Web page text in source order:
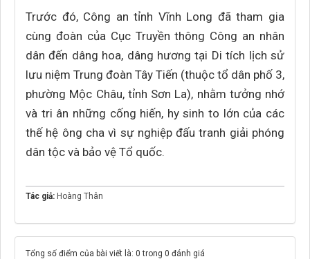
Trước đó, Công an tỉnh Vĩnh Long đã tham gia
cùng đoàn của Cục Truyền thông Công an nhân
dân đến dâng hoa, dâng hương tại Di tích lịch sử
lưu niệm Trung đoàn Tây Tiến (thuộc tổ dân phố 3,
phường Mộc Châu, tỉnh Sơn La), nhằm tưởng nhớ
và tri ân những cống hiến, hy sinh to lớn của các
thế hệ ông cha vì sự nghiệp đấu tranh giải phóng
dân tộc và bảo vệ Tổ quốc.
Tác giả: Hoàng Thân
Tổng số điểm của bài viết là: 0 trong 0 đánh giá